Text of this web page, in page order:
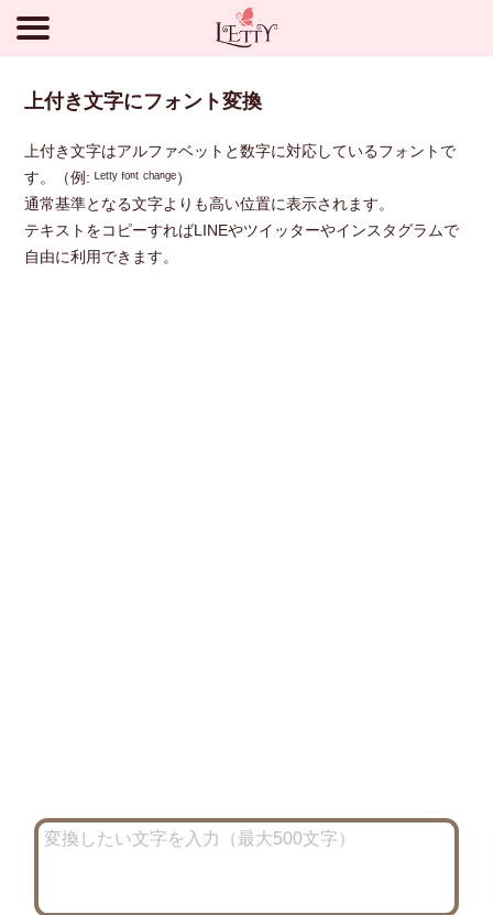
上付き文字にフォント変換
上付き文字はアルファベットと数字に対応しているフォントで
す。（例: ᴸᵉᵗᵗʸ ᶠᵒⁿᵗ ᶜʰᵃⁿᵍᵉ）
通常基準となる文字よりも高い位置に表示されます。
テキストをコピーすればLINEやツイッターやインスタグラムで
自由に利用できます。